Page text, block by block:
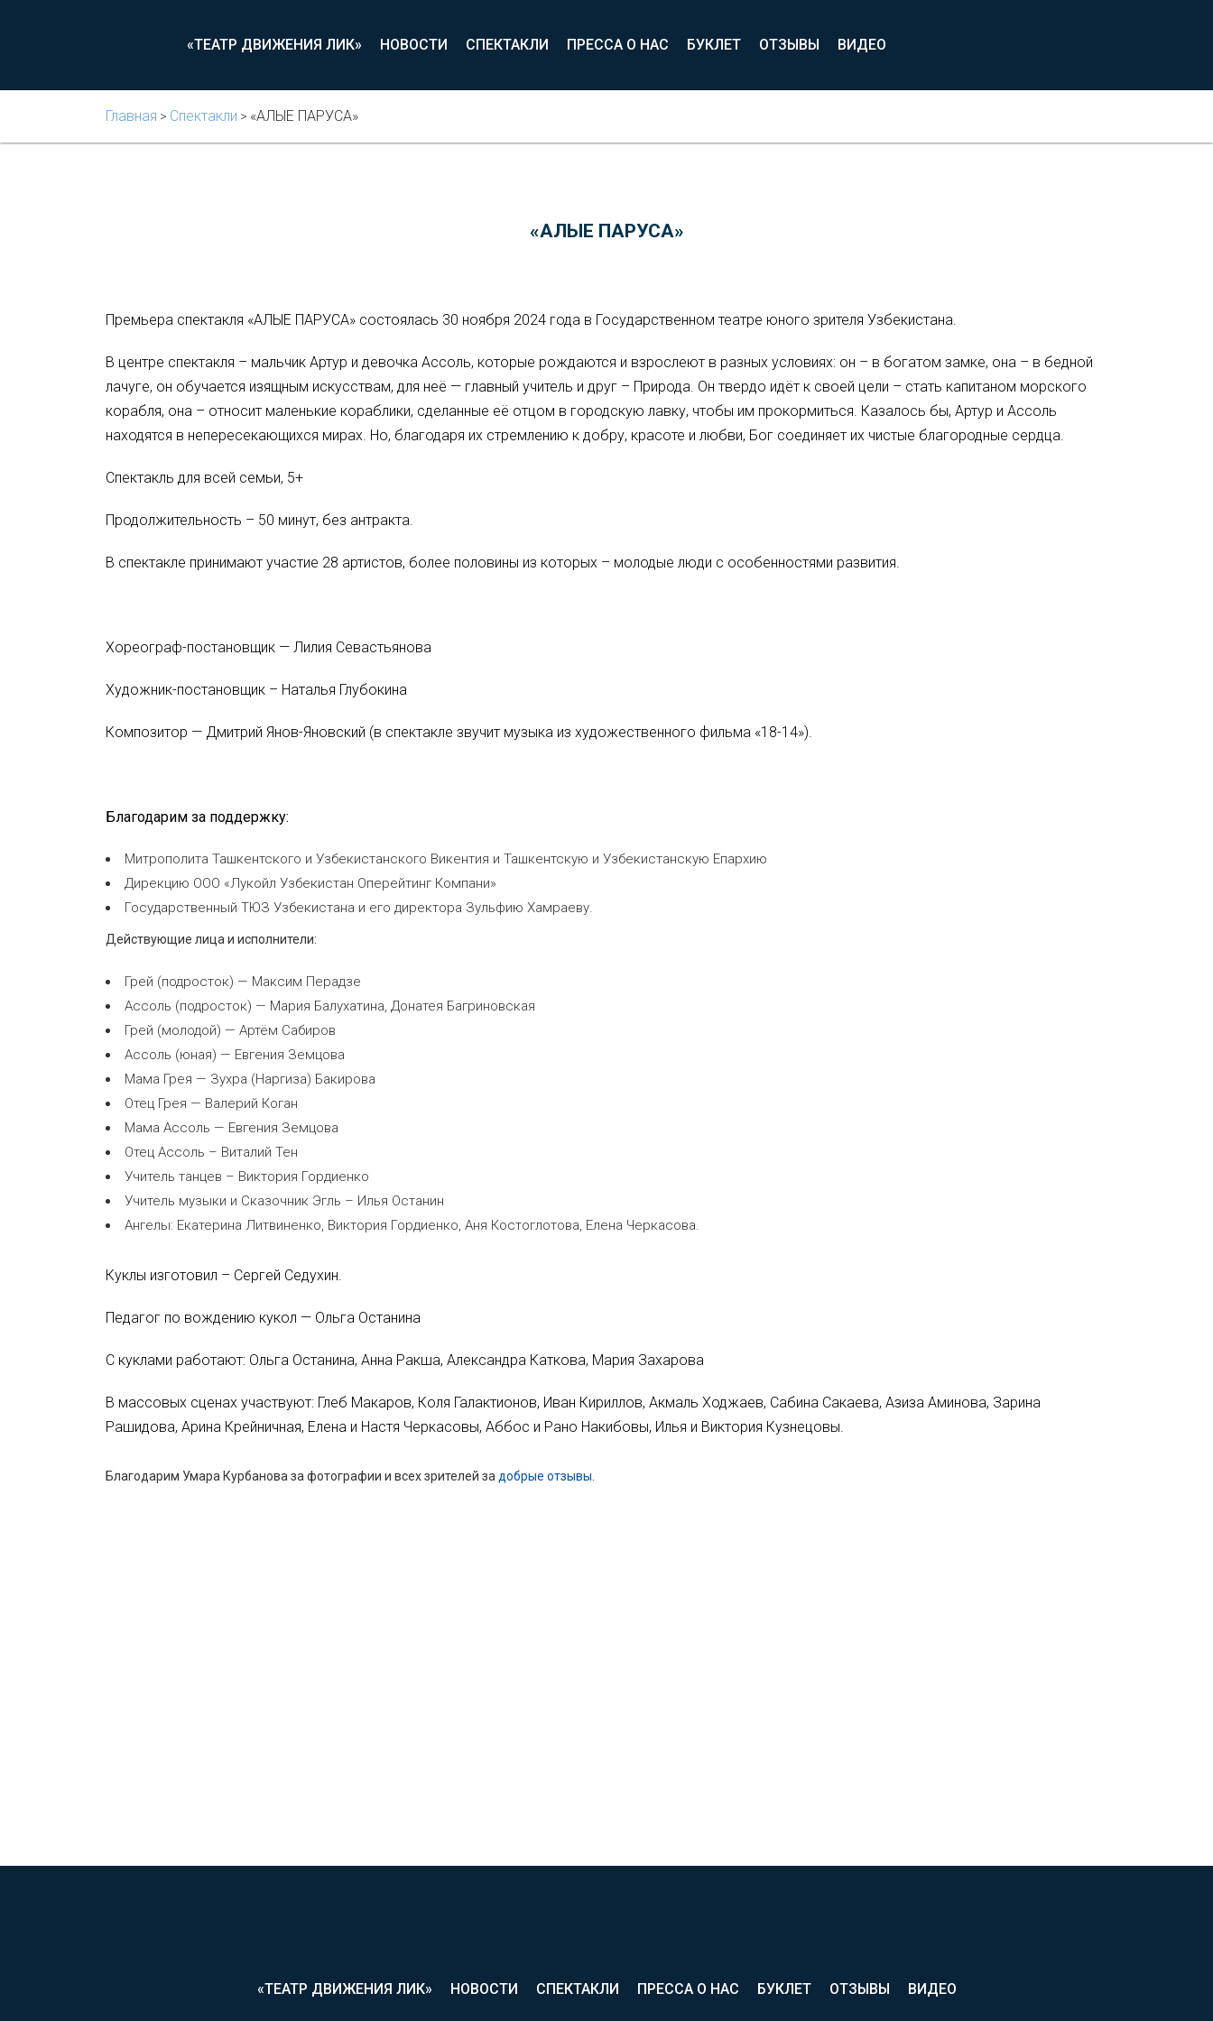
«ТЕАТР ДВИЖЕНИЯ ЛИК» НОВОСТИ СПЕКТАКЛИ ПРЕССА О НАС БУКЛЕТ ОТЗЫВЫ ВИДЕО
Главная > Спектакли > «АЛЫЕ ПАРУСА»
«АЛЫЕ ПАРУСА»
Премьера спектакля «АЛЫЕ ПАРУСА» состоялась 30 ноября 2024 года в Государственном театре юного зрителя Узбекистана.
В центре спектакля – мальчик Артур и девочка Ассоль, которые рождаются и взрослеют в разных условиях: он – в богатом замке, она – в бедной
лачуге, он обучается изящным искусствам, для неё — главный учитель и друг – Природа. Он твердо идёт к своей цели – стать капитаном морского
корабля, она – относит маленькие кораблики, сделанные её отцом в городскую лавку, чтобы им прокормиться. Казалось бы, Артур и Ассоль
находятся в непересекающихся мирах. Но, благодаря их стремлению к добру, красоте и любви, Бог соединяет их чистые благородные сердца.
Спектакль для всей семьи, 5+
Продолжительность – 50 минут, без антракта.
В спектакле принимают участие 28 артистов, более половины из которых – молодые люди с особенностями развития.
Хореограф-постановщик — Лилия Севастьянова
Художник-постановщик – Наталья Глубокина
Композитор — Дмитрий Янов-Яновский (в спектакле звучит музыка из художественного фильма «18-14»).
Благодарим за поддержку:
Митрополита Ташкентского и Узбекистанского Викентия и Ташкентскую и Узбекистанскую Епархию
Дирекцию ООО «Лукойл Узбекистан Оперейтинг Компани»
Государственный ТЮЗ Узбекистана и его директора Зульфию Хамраеву.
Действующие лица и исполнители:
Грей (подросток) — Максим Перадзе
Ассоль (подросток) — Мария Балухатина, Донатея Багриновская
Грей (молодой) — Артём Сабиров
Ассоль (юная) — Евгения Земцова
Мама Грея — Зухра (Наргиза) Бакирова
Отец Грея — Валерий Коган
Мама Ассоль — Евгения Земцова
Отец Ассоль – Виталий Тен
Учитель танцев – Виктория Гордиенко
Учитель музыки и Сказочник Эгль – Илья Останин
Ангелы: Екатерина Литвиненко, Виктория Гордиенко, Аня Костоглотова, Елена Черкасова.
Куклы изготовил – Сергей Седухин.
Педагог по вождению кукол — Ольга Останина
С куклами работают: Ольга Останина, Анна Ракша, Александра Каткова, Мария Захарова
В массовых сценах участвуют: Глеб Макаров, Коля Галактионов, Иван Кириллов, Акмаль Ходжаев, Сабина Сакаева, Азиза Аминова, Зарина
Рашидова, Арина Крейничная, Елена и Настя Черкасовы, Аббос и Рано Накибовы, Илья и Виктория Кузнецовы.
Благодарим Умара Курбанова за фотографии и всех зрителей за добрые отзывы
«ТЕАТР ДВИЖЕНИЯ ЛИК» НОВОСТИ СПЕКТАКЛИ ПРЕССА О НАС БУКЛЕТ ОТЗЫВЫ ВИДЕО